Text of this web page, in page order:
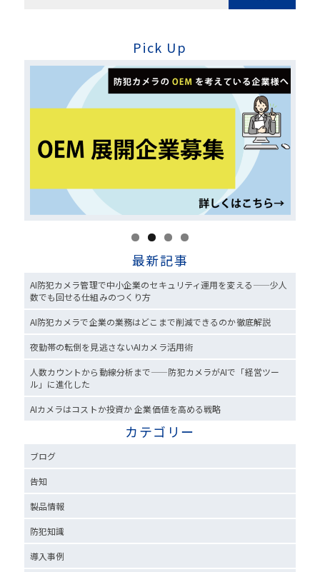
Pick Up
最新記事
AI防犯カメラ管理で中小企業のセキュリティ運用を変える——少人
数でも回せる仕組みのつくり方
AI防犯カメラで企業の業務はどこまで削減できるのか徹底解説
夜勤帯の転倒を見逃さないAIカメラ活用術
人数カウントから動線分析まで——防犯カメラがAIで「経営ツー
ル」に進化した
AIカメラはコストか投資か 企業価値を高める戦略
カテゴリー
ブログ
告知
製品情報
防犯知識
導入事例